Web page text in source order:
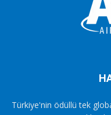
Türkiye'nin ödüllü tek